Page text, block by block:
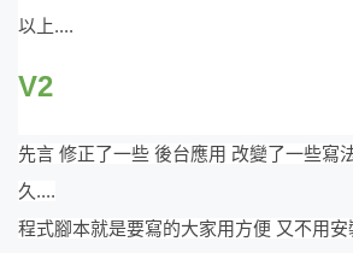
以上....
V2
先言 修正了一些 後台應用 改變了一些寫
久....
程式腳本就是要寫的大家用方便 又不用安